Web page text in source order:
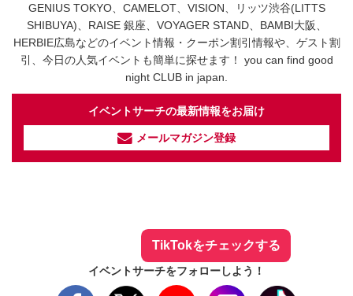
GENIUS TOKYO、CAMELOT、VISION、リッツ渋谷(LITTS
SHIBUYA)、RAISE 銀座、VOYAGER STAND、BAMBI大阪、
HERBIE広島などのイベント情報・クーポン割引情報や、ゲスト割
引、今日の人気イベントも簡単に探せます！ you can find good
night CLUB in japan.
イベントサーチの最新情報をお届け
メールマガジン登録
TikTokをチェックする
イベントサーチをフォローしよう！